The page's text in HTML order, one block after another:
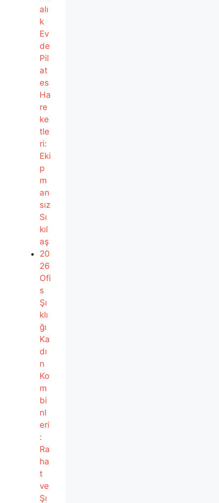
alı
k
Ev
de
Pil
at
es
Ha
re
ke
tle
ri:
Eki
p
m
an
sız
Sı
kıl
aş
20
26
Ofi
s
Şı
klı
ğı
Ka
dı
n
Ko
m
bi
nl
eri
:
Ra
ha
t
ve
Şı